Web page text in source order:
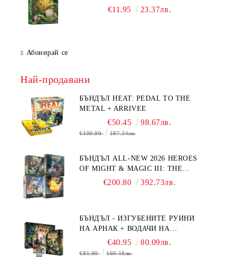
€11.95 23.37лв.
Абонирай се
Най-продавани
БЪНДЪЛ HEAT: PEDAL TO THE
METAL + ARRIVEE
€50.45 98.67лв.
€100.90 197.34лв.
БЪНДЪЛ ALL-NEW 2026 HEROES
OF MIGHT & MAGIC III: THE
BOARD GAME EXPANSIONS -
€200.80 392.73лв.
БЪНДЪЛ - ИЗГУБЕНИТЕ РУИНИ
НА АРНАК + ВОДАЧИ НА
ЕКСПЕДИЦИИ + ПРОМО КАРТИ
БЕЗПЛАТНО
€40.95 80.09лв.
€81.90 160.18лв.